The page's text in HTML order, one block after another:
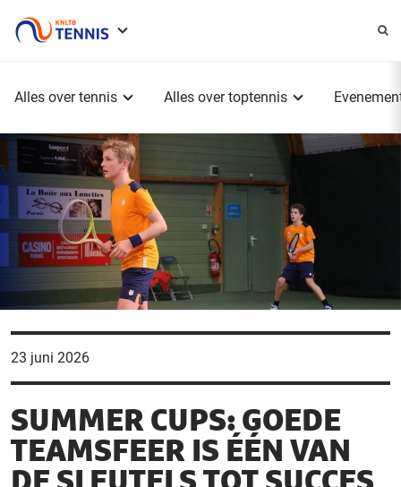
Alles over tennis Alles over toptennis
23 juni 2026
SUMMER CUPS: GOEDE
TEAMSFEER IS ÉÉN VAN